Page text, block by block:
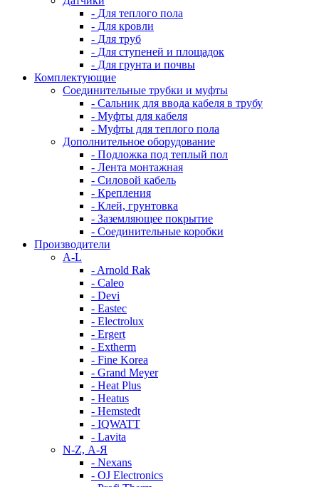
- Для теплого пола
- Для кровли
- Для труб
- Для ступеней и площадок
- Для грунта и почвы
Комплектующие
Соединительные трубки и муфты
- Сальник для ввода кабеля в трубу
- Муфты для кабеля
- Муфты для теплого пола
Дополнительное оборудование
- Подложка под теплый пол
- Лента монтажная
- Силовой кабель
- Крепления
- Клей, грунтовка
- Заземляющее покрытие
- Соединительные коробки
Производители
A-L
- Arnold Rak
- Caleo
- Devi
- Eastec
- Electrolux
- Ergert
- Extherm
- Fine Korea
- Grand Meyer
- Heat Plus
- Heatus
- Hemstedt
- IQWATT
- Lavita
N-Z, А-Я
- Nexans
- OJ Electronics